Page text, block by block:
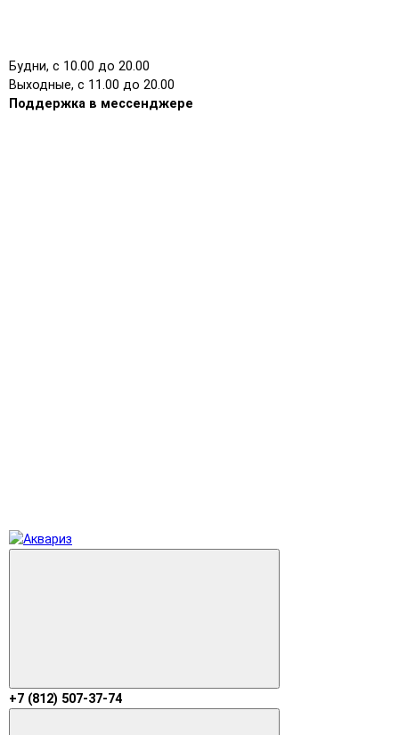
Будни, с 10.00 до 20.00
Выходные, с 11.00 до 20.00
Поддержка в мессенджере
+7 (812) 507-37-74